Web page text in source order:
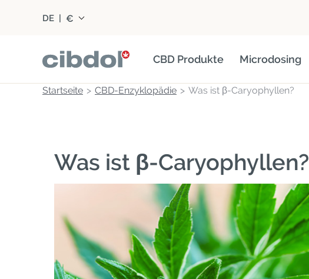
DE | €
CBD Produkte Microdosing
Startseite CBD-Enzyklopädie Was ist β-Caryophyllen?
Was ist β-Caryophyllen?